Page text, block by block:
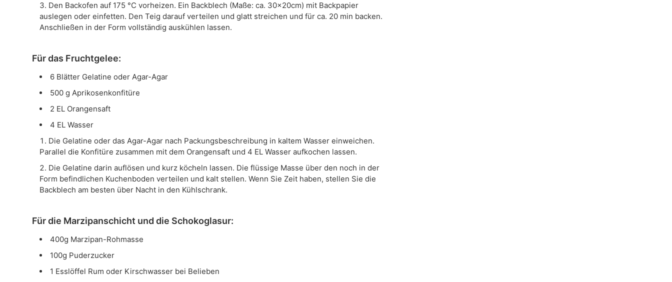
Den Backofen auf 175 °C vorheizen. Ein Backblech (Maße: ca. 30x20cm) mit Backpapier
auslegen oder einfetten. Den Teig darauf verteilen und glatt streichen und für ca. 20 min backen.
Anschließen in der Form vollständig auskühlen lassen.
Für das Fruchtgelee:
6 Blätter Gelatine oder Agar-Agar
500 g Aprikosenkonfitüre
2 EL Orangensaft
4 EL Wasser
Die Gelatine oder das Agar-Agar nach Packungsbeschreibung in kaltem Wasser einweichen.
Parallel die Konfitüre zusammen mit dem Orangensaft und 4 EL Wasser aufkochen lassen.
Die Gelatine darin auflösen und kurz köcheln lassen. Die flüssige Masse über den noch in der
Form befindlichen Kuchenboden verteilen und kalt stellen. Wenn Sie Zeit haben, stellen Sie die
Backblech am besten über Nacht in den Kühlschrank.
Für die Marzipanschicht und die Schokoglasur:
400g Marzipan-Rohmasse
100g Puderzucker
1 Esslöffel Rum oder Kirschwasser bei Belieben